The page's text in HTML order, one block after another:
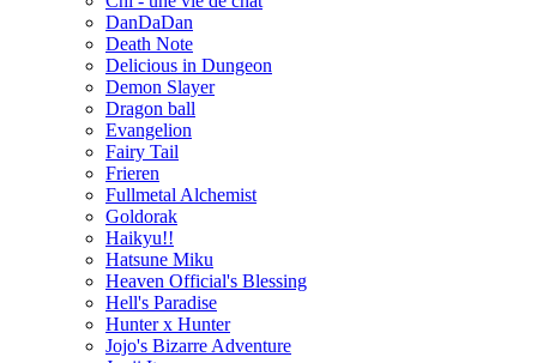
DanDaDan
Death Note
Delicious in Dungeon
Demon Slayer
Dragon ball
Evangelion
Fairy Tail
Frieren
Fullmetal Alchemist
Goldorak
Haikyu!!
Hatsune Miku
Heaven Official's Blessing
Hell's Paradise
Hunter x Hunter
Jojo's Bizarre Adventure